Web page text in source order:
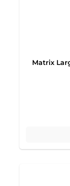
Matrix